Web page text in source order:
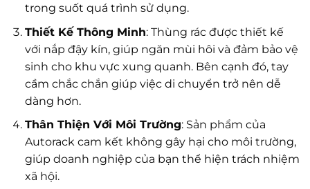
trong suốt quá trình sử dụng.
Thiết Kế Thông Minh: Thùng rác được thiết kế
với nắp đậy kín, giúp ngăn mùi hôi và đảm bảo vệ
sinh cho khu vực xung quanh. Bên cạnh đó, tay
cầm chắc chắn giúp việc di chuyển trở nên dễ
dàng hơn.
Thân Thiện Với Môi Trường: Sản phẩm của
Autorack cam kết không gây hại cho môi trường,
giúp doanh nghiệp của bạn thể hiện trách nhiệm
xã hội.